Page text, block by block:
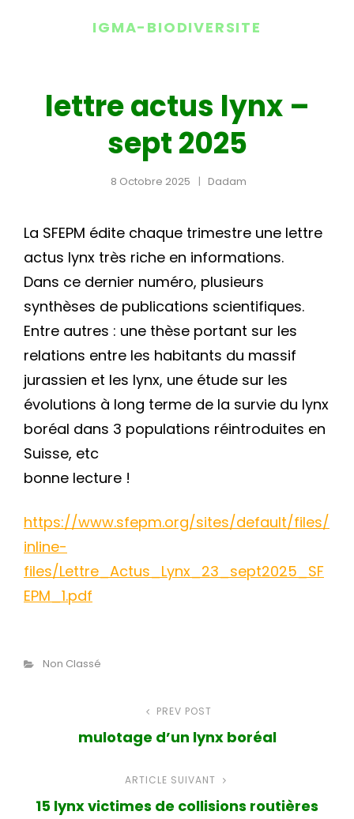
IGMA-BIODIVERSITE
lettre actus lynx –
sept 2025
8 Octobre 2025 Dadam
La SFEPM édite chaque trimestre une lettre
actus lynx très riche en informations.
Dans ce dernier numéro, plusieurs
synthèses de publications scientifiques.
Entre autres : une thèse portant sur les
relations entre les habitants du massif
jurassien et les lynx, une étude sur les
évolutions à long terme de la survie du lynx
boréal dans 3 populations réintroduites en
Suisse, etc
bonne lecture !
https://www.sfepm.org/sites/default/files/
inline-
files/Lettre_Actus_Lynx_23_sept2025_SF
EPM_1.pdf
Catégories
Non Classé
Navigation
l’article
Article
précédent
PREV POST
mulotage d’un lynx boréal
Article
suivant
ARTICLE SUIVANT
15 lynx victimes de collisions routières